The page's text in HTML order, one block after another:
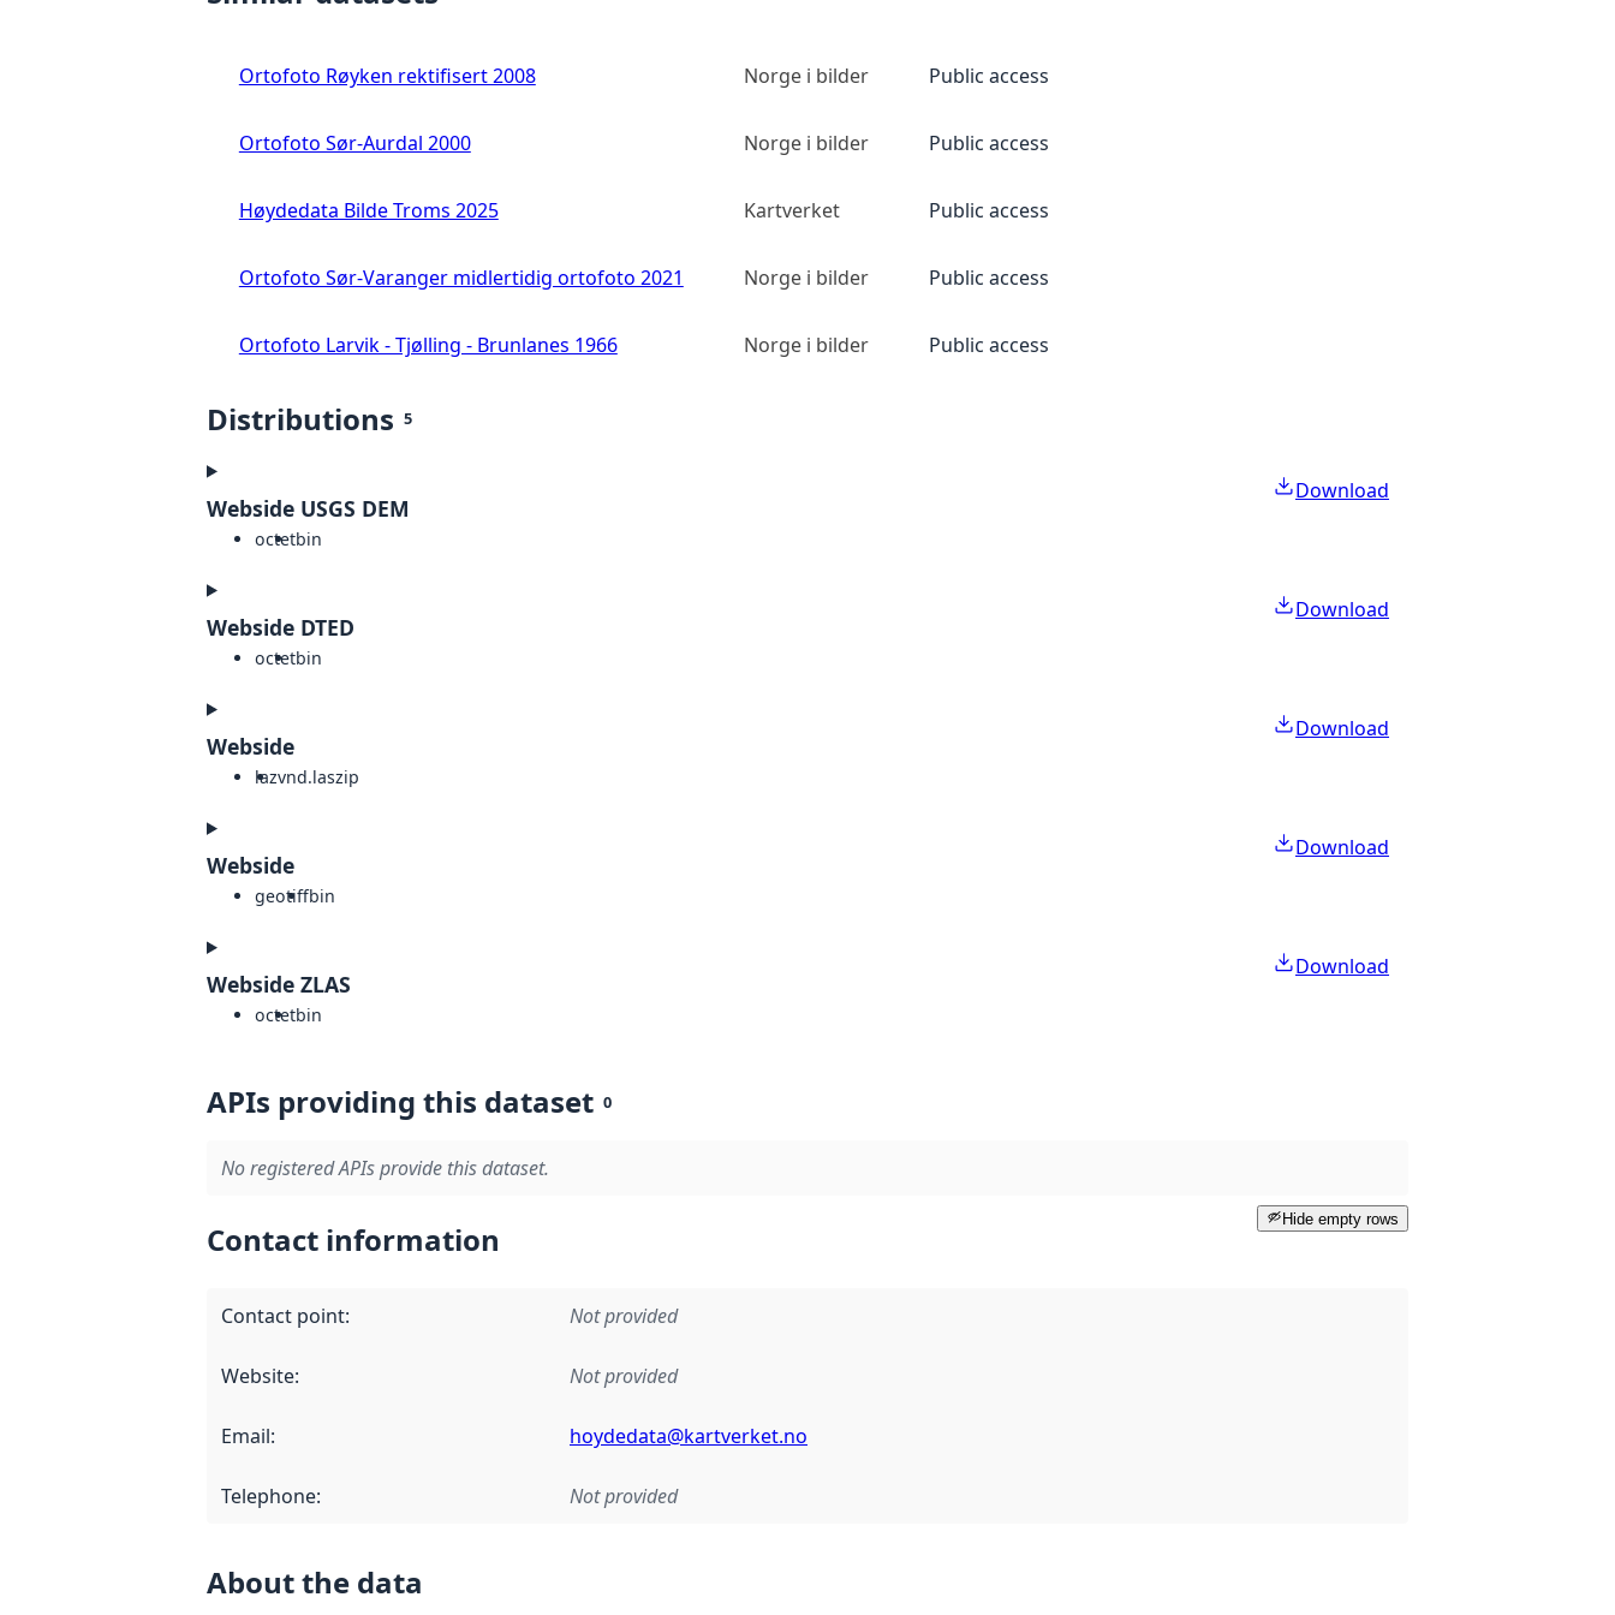
Ortofoto Røyken rektifisert 2008 Norge i bilder Public access
Ortofoto Sør-Aurdal 2000 Norge i bilder Public access
Høydedata Bilde Troms 2025 Kartverket Public access
Ortofoto Sør-Varanger midlertidig ortofoto 2021 Norge i bilder Public access
Ortofoto Larvik - Tjølling - Brunlanes 1966 Norge i bilder Public access
Distributions 5
Webside USGS DEM
octetbin
Download
Webside DTED
octetbin
Download
Webside
lazvnd.laszip
Download
Webside
geotiffbin
Download
Webside ZLAS
octetbin
Download
APIs providing this dataset 0
No registered APIs provide this dataset.
Hide empty rows
Contact information
Contact point: Not provided
Website: Not provided
Email: hoydedata@kartverket.no
Telephone: Not provided
About the data